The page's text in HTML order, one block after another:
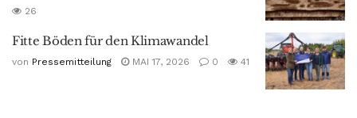
26
Fitte Böden für den Klimawandel
von Pressemitteilung MAI 17, 2026 0 41